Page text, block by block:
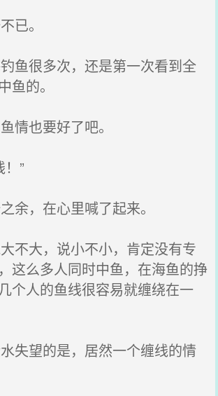
已。
鱼很多次，还是第一次看到全
鱼的。
情也要好了吧。
”
余，在心里喊了起来。
不大，说小不小，肯定没有专
这么多人同时中鱼，在海鱼的挣
个人的鱼线很容易就缠绕在一
失望的是，居然一个缠线的情